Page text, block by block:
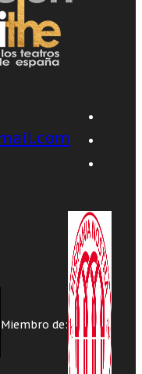
Miembro de: